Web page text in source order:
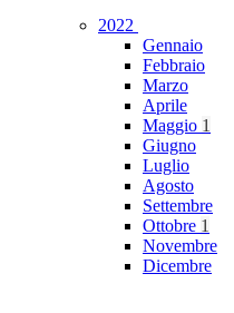
2022
Gennaio
Febbraio
Marzo
Aprile
Maggio 1
Giugno
Luglio
Agosto
Settembre
Ottobre 1
Novembre
Dicembre